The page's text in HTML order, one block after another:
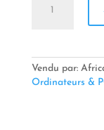
MGN93C/A
Puce
Vendu par:
Ordinateurs &